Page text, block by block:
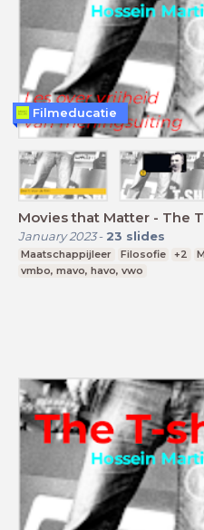
Movies that Matter - The
January 2023- 23 slides
Maatschappijleer Filosofie +2
vmbo, mavo, havo, vwo
Filmeducatie